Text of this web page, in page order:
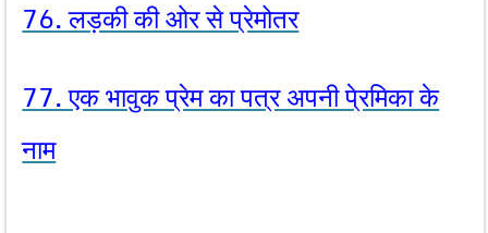
76. लड़की की ओर से प्रेमोतर
77. एक भावुक प्रेम का पत्र अपनी पे्रमिका के
नाम